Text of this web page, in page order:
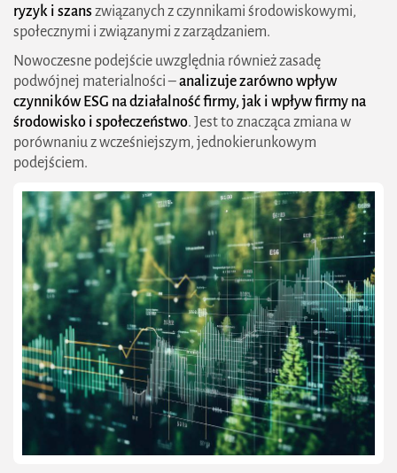
ryzyk i szans związanych z czynnikami środowiskowymi,
społecznymi i związanymi z zarządzaniem.
Nowoczesne podejście uwzględnia również zasadę
podwójnej materialności –analizuje zarówno wpływ
czynników ESG na działalność firmy, jak i wpływ firmy na
środowisko i społeczeństwo. Jest to znacząca zmiana w
porównaniu z wcześniejszym, jednokierunkowym
podejściem.